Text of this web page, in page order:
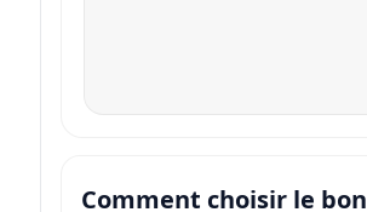
Comment choisir le bon